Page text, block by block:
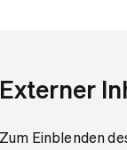
Externer
Zum Einblenden